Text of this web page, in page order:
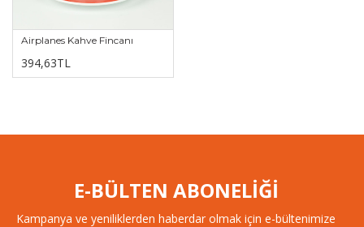
Airplanes Kahve Fincanı
394,63TL
E-BÜLTEN ABONELİĞİ
Kampanya ve yeniliklerden haberdar olmak için e-bültenimize